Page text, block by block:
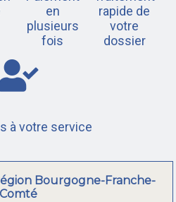
en
plusieurs
fois
rapide de
votre
dossier
à votre service
Bourgogne-Franche-
Comté